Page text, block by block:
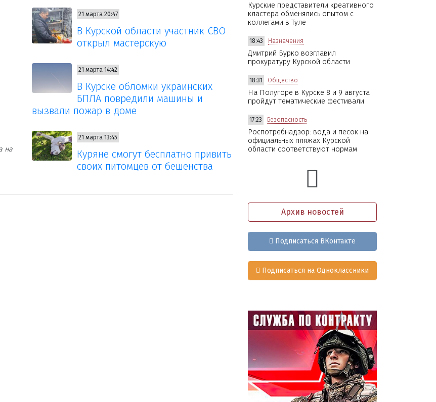
на
21 марта 20:47
В Курской области участник СВО
открыл мастерскую
21 марта 14:42
В Курске обломки украинских
БПЛА повредили машины и
вызвали пожар в доме
21 марта 13:45
Куряне смогут бесплатно привить
своих питомцев от бешенства
Курские представители креативного
кластера обменялись опытом с
коллегами в Туле
18:43 Назначения
Дмитрий Бурко возглавил
прокуратуру Курской области
18:31 Общество
На Полугоре в Курске 8 и 9 августа
пройдут тематические фестивали
17:23 Безопасность
Роспотребнадзор: вода и песок на
официальных пляжах Курской
области соответствуют нормам
Архив новостей
Подписаться ВКонтакте
Подписаться на Одноклассники